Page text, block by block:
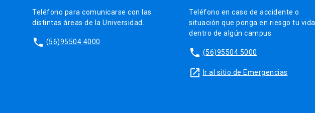
Teléfono para comunicarse con las
distintas áreas de la Universidad.
phone (56)95504 4000
Teléfono en caso de accidente o
situación que ponga en riesgo tu vida
dentro de algún campus.
phone (56)95504 5000
launch Ir al sitio de Emergencias